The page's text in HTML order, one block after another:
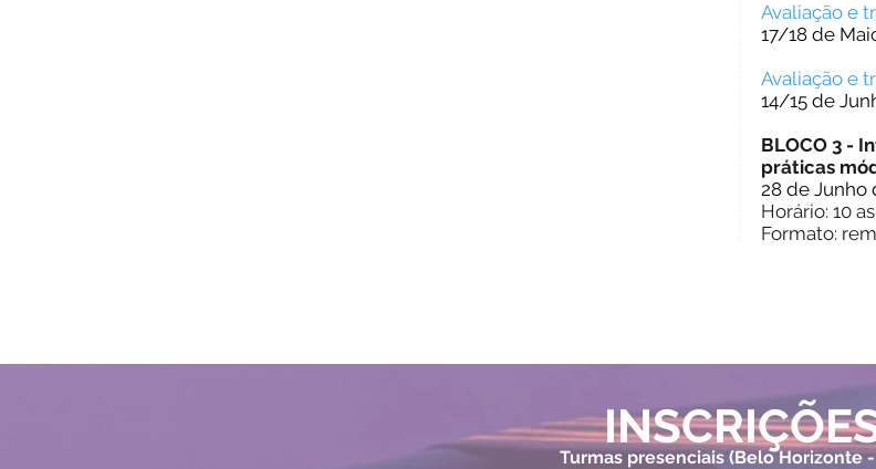
Avaliação e
17/18 de
Avaliação e
14/15 de
BLOCO 3 -
práticas
28 de Junho
Horário: 10
Formato:
Turmas presenciais (Belo Horizonte -